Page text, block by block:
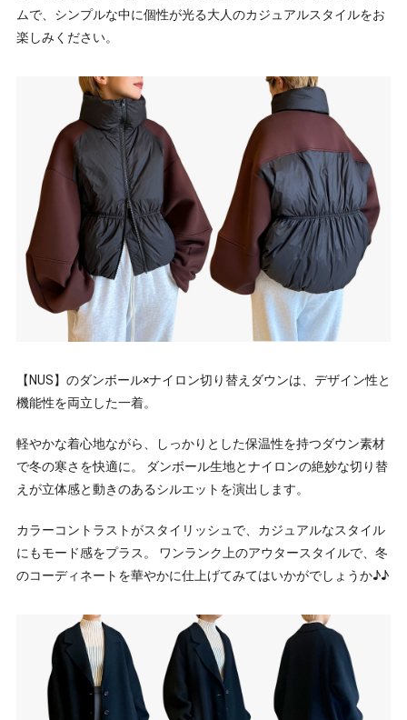
ムで、シンプルな中に個性が光る大人のカジュアルスタイルをお
楽しみください。
【NUS】のダンボール×ナイロン切り替えダウンは、デザイン性と
機能性を両立した一着。
軽やかな着心地ながら、しっかりとした保温性を持つダウン素材
で冬の寒さを快適に。 ダンボール生地とナイロンの絶妙な切り替
えが立体感と動きのあるシルエットを演出します。
カラーコントラストがスタイリッシュで、カジュアルなスタイル
にもモード感をプラス。 ワンランク上のアウタースタイルで、冬
のコーディネートを華やかに仕上げてみてはいかがでしょうか♪♪